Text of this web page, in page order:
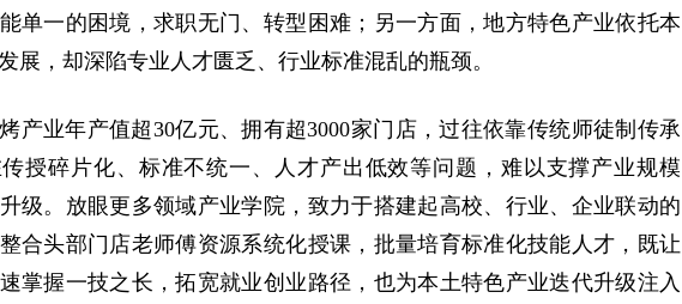
单一的困境，求职无门、转型困难；另一方面，地方特色产业依托本
展，却深陷专业人才匮乏、行业标准混乱的瓶颈。
产业年产值超30亿元、拥有超3000家门店，过往依靠传统师徒制传承
授碎片化、标准不统一、人才产出低效等问题，难以支撑产业规模
级。放眼更多领域产业学院，致力于搭建起高校、行业、企业联动的
合头部门店老师傅资源系统化授课，批量培育标准化技能人才，既让
掌握一技之长，拓宽就业创业路径，也为本土特色产业迭代升级注入